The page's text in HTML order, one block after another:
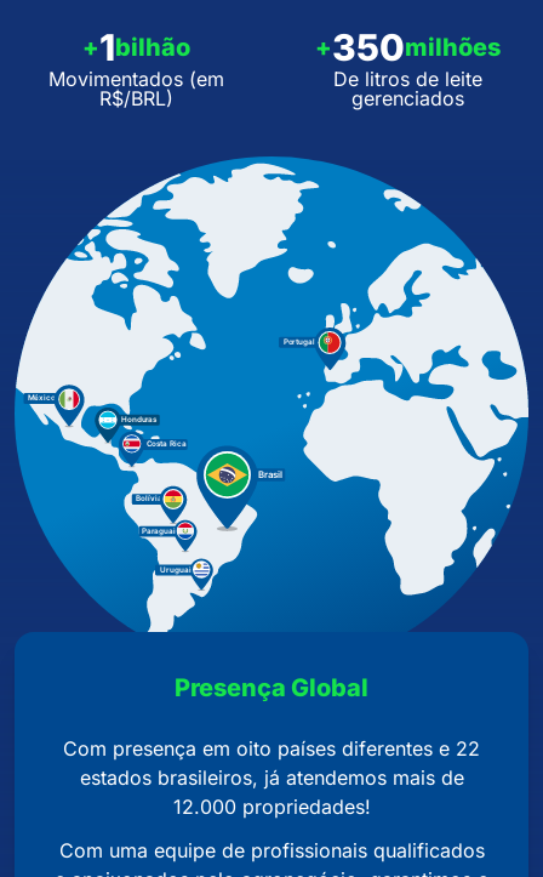
+1bilhão
Movimentados (em
R$/BRL)
+350milhões
De litros de leite
gerenciados
Presença Global
Com presença em oito países diferentes e 22
estados brasileiros, já atendemos mais de
12.000 propriedades!
Com uma equipe de profissionais qualificados